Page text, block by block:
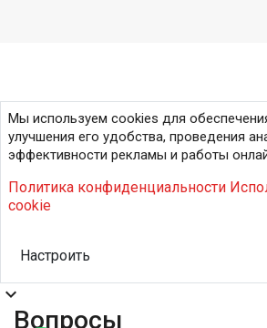
Мы используем cookies для
улучшения его удобства, проведения
эффективности рекламы и работы
Политика конфиденциальности
cookie
Настроить
expand_more
Вопросы